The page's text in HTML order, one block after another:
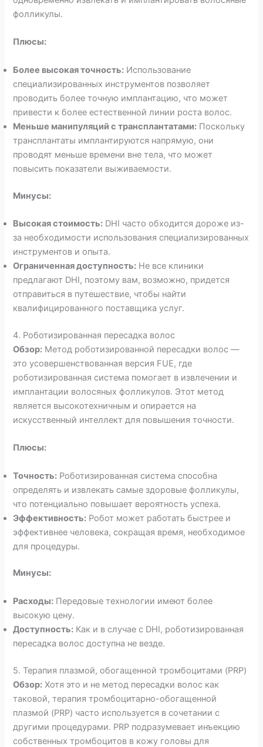
фолликулы.
Плюсы:
Более высокая точность: Использование
специализированных инструментов позволяет
проводить более точную имплантацию, что может
привести к более естественной линии роста волос.
Меньше манипуляций с трансплантатами: Поскольку
трансплантаты имплантируются напрямую, они
проводят меньше времени вне тела, что может
повысить показатели выживаемости.
Минусы:
Высокая стоимость: DHI часто обходится дороже из-
за необходимости использования специализированных
инструментов и опыта.
Ограниченная доступность: Не все клиники
предлагают DHI, поэтому вам, возможно, придется
отправиться в путешествие, чтобы найти
квалифицированного поставщика услуг.
4. Роботизированная пересадка волос
Обзор: Метод роботизированной пересадки волос —
это усовершенствованная версия FUE, где
роботизированная система помогает в извлечении и
имплантации волосяных фолликулов. Этот метод
является высокотехничным и опирается на
искусственный интеллект для повышения точности.
Плюсы:
Точность: Роботизированная система способна
определять и извлекать самые здоровые фолликулы,
что потенциально повышает вероятность успеха.
Эффективность: Робот может работать быстрее и
эффективнее человека, сокращая время, необходимое
для процедуры.
Минусы:
Расходы: Передовые технологии имеют более
высокую цену.
Доступность: Как и в случае с DHI, роботизированная
пересадка волос доступна не везде.
5. Терапия плазмой, обогащенной тромбоцитами (PRP)
Обзор: Хотя это и не метод пересадки волос как
таковой, терапия тромбоцитарно-обогащенной
плазмой (PRP) часто используется в сочетании с
другими процедурами. PRP подразумевает инъекцию
собственных тромбоцитов в кожу головы для